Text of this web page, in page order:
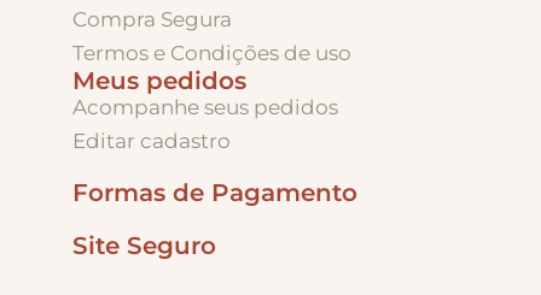
Compra Segura
Termos e Condições de uso
Meus pedidos
Acompanhe seus pedidos
Editar cadastro
Formas de Pagamento
Site Seguro